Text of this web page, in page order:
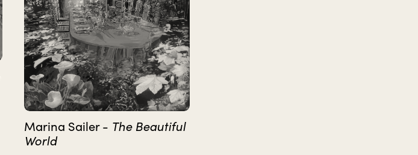
Marina Sailer - The Beautiful
World